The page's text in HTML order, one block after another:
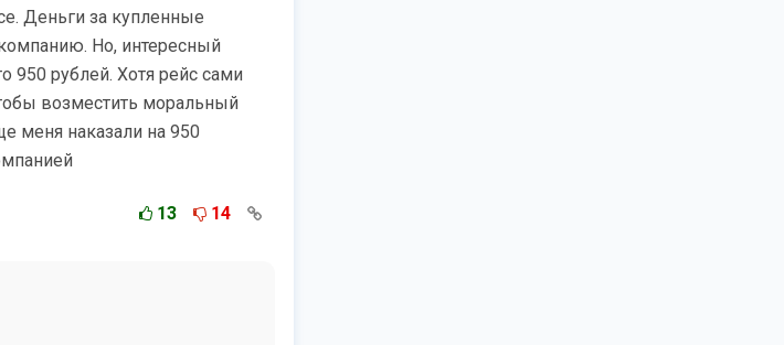
Деньги за купленные
Но, интересный
950 рублей. Хотя рейс сами
возместить моральный
меня наказали на 950
13 14